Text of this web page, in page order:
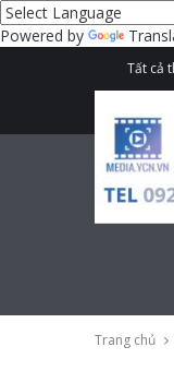
Powered by
Tất cả
Trang chủ